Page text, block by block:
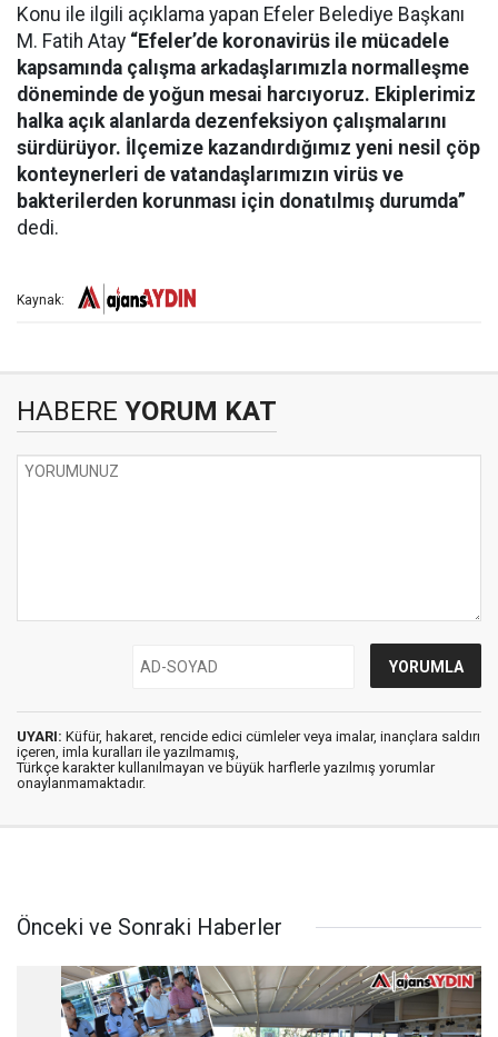
Konu ile ilgili açıklama yapan Efeler Belediye Başkanı
M. Fatih Atay “Efeler’de koronavirüs ile mücadele
kapsamında çalışma arkadaşlarımızla normalleşme
döneminde de yoğun mesai harcıyoruz. Ekiplerimiz
halka açık alanlarda dezenfeksiyon çalışmalarını
sürdürüyor. İlçemize kazandırdığımız yeni nesil çöp
konteynerleri de vatandaşlarımızın virüs ve
bakterilerden korunması için donatılmış durumda”
dedi.
Kaynak:
HABERE YORUM KAT
UYARI: Küfür, hakaret, rencide edici cümleler veya imalar, inançlara saldırı
içeren, imla kuralları ile yazılmamış,
Türkçe karakter kullanılmayan ve büyük harflerle yazılmış yorumlar
onaylanmamaktadır.
Önceki ve Sonraki Haberler